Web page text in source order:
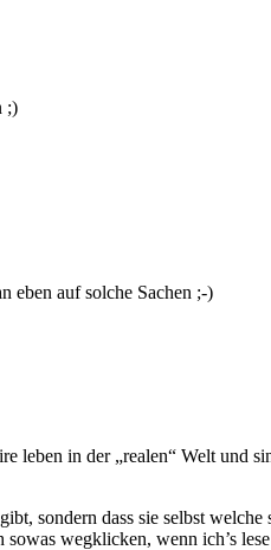
;)
eben auf solche Sachen ;-)
leben in der „realen“ Welt und
sondern dass sie selbst
sowas wegklicken, wenn ich’s